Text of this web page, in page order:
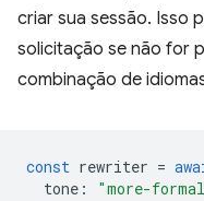
criar sua sessão. Isso
solicitação se não for
combinação de
const rewriter =
tone : "more-